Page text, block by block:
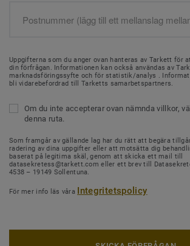
Uppgifterna som du anger ovan hanteras av Tarkett för
din förfrågan. Informationen kan också användas av
marknadsföringssyfte och för statistik/analys .
bli vidarebefordrad till Tarketts samarbetspartners.
Om du inte accepterar ovan nämnda villkor,
denna ruta.
Som framgår av gällande lag har du rätt att begära
radering av dina uppgifter eller att motsätta dig
baserat på legitima skäl, genom att skicka ett mail till
datasekretess@tarkett.com eller ett brev till
4538 – 19149 Sollentuna.
För mer info läs våra Integritetspolicy